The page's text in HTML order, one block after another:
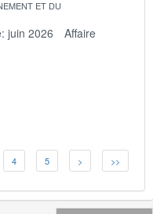
ET DU
juin 2026
Affaire
4 5 > >>